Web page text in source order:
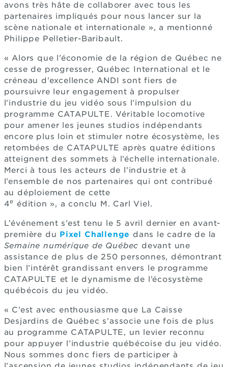
avons très hâte de collaborer avec tous les
partenaires impliqués pour nous lancer sur la
scène nationale et internationale », a mentionné
Philippe Pelletier-Baribault.
« Alors que l’économie de la région de Québec ne
cesse de progresser, Québec International et le
créneau d’excellence ANDI sont fiers de
poursuivre leur engagement à propulser
l’industrie du jeu vidéo sous l’impulsion du
programme CATAPULTE. Véritable locomotive
pour amener les jeunes studios indépendants
encore plus loin et stimuler notre écosystème, les
retombées de CATAPULTE après quatre éditions
atteignent des sommets à l’échelle internationale.
Merci à tous les acteurs de l’industrie et à
l’ensemble de nos partenaires qui ont contribué
au déploiement de cette
4e édition », a conclu M. Carl Viel.
L’événement s’est tenu le 5 avril dernier en avant-
première du Pixel Challenge dans le cadre de la
Semaine numérique de Québec devant une
assistance de plus de 250 personnes, démontrant
bien l’intérêt grandissant envers le programme
CATAPULTE et le dynamisme de l’écosystème
québécois du jeu vidéo.
« C’est avec enthousiasme que La Caisse
Desjardins de Québec s’associe une fois de plus
au programme CATAPULTE, un levier reconnu
pour appuyer l’industrie québécoise du jeu vidéo.
Nous sommes donc fiers de participer à